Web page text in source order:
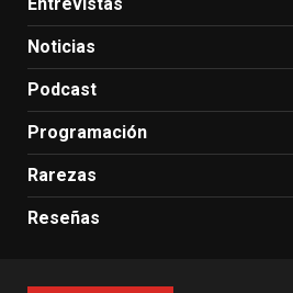
Noticias
Podcast
Programación
Rarezas
Reseñas